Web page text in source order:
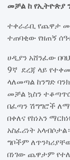
መቻል ከ የኢትዮጵያ
ተቀራራቢ የጨዋታ
ተጠባቂው የዘጠኝ
ሀዲያን አሸንፈው
9ኛ ደረጃ ላይ
ላለመጣል ከንግድ
መቻል ኳስን
በፈጣን ሽግግሮች
በቀለና የከነአን
አስፈሪነት
ግቦችም
በነገው ጨዋታም